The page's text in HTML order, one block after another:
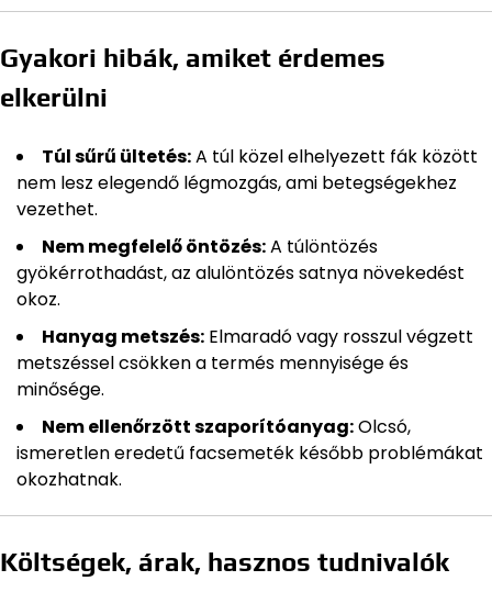
Gyakori hibák, amiket érdemes
elkerülni
Túl sűrű ültetés:A túl közel elhelyezett fák között
nem lesz elegendő légmozgás, ami betegségekhez
vezethet.
Nem megfelelő öntözés:A túlöntözés
gyökérrothadást, az alulöntözés satnya növekedést
okoz.
Hanyag metszés: Elmaradó vagy rosszul végzett
metszéssel csökken a termés mennyisége és
minősége.
Nem ellenőrzött szaporítóanyag:Olcsó,
ismeretlen eredetű facsemeték később problémákat
okozhatnak.
Költségek, árak, hasznos tudnivalók